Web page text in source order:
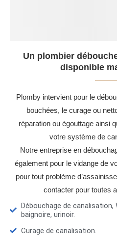
Un plombier
disponible
Plomby intervient pour le
bouchées, le curage ou
réparation ou égouttage ainsi
votre système de
Notre entreprise en
également pour le vidange de
pour tout problème
contacter pour toutes
Débouchage de canalisation,
baignoire, urinoir.
Curage de canalisation.